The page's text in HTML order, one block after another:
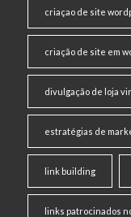
criaçao de site
criação de site em
divulgação de loja
estratégias de
link building
links patrocinados